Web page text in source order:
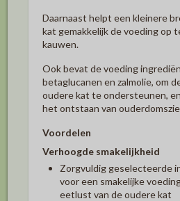
Daarnaast helpt een kleinere
kat gemakkelijk de voeding op
kauwen.
Ook bevat de voeding
betaglucanen en zalmolie, om
oudere kat te ondersteunen,
het ontstaan van
Voordelen
Verhoogde smakelijkheid
Zorgvuldig geselecteerde
voor een smakelijke
eetlust van de oudere kat